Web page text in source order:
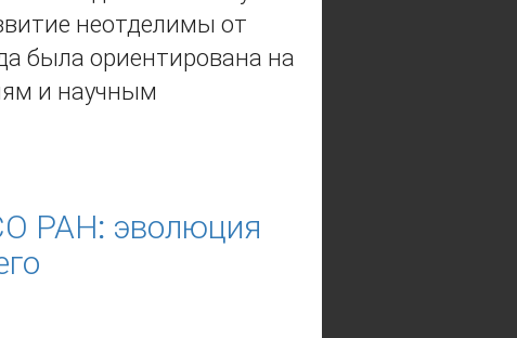
неотделимы от
была ориентирована на
и научным
Национальной академии наук
РАН: эволюция